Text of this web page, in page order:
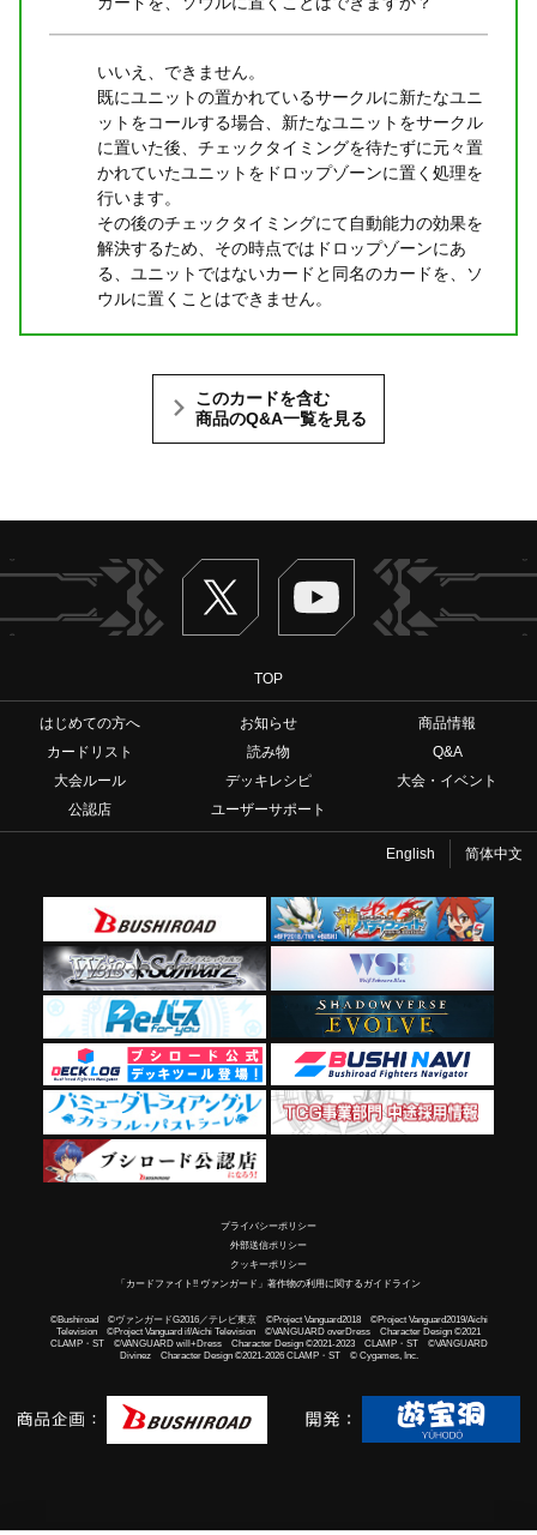
いいえ、できません。
既にユニットの置かれているサークルに新たなユニ
ットをコールする場合、新たなユニットをサークル
に置いた後、チェックタイミングを待たずに元々置
かれていたユニットをドロップゾーンに置く処理を
行います。
その後のチェックタイミングにて自動能力の効果を
解決するため、その時点ではドロップゾーンにあ
る、ユニットではないカードと同名のカードを、ソ
ウルに置くことはできません。
このカードを含む
商品のQ&A一覧を見る
Twitter ヴァンガードch
TOP
はじめての方へ お知らせ
商品情報
カードリスト
読み物
Q&A
大会ルール
デッキレシピ
大会・イベント
公認店
ユーザーサポート
English 简体中文
プライバシーポリシー
外部送信ポリシー
クッキーポリシー
「カードファイト!! ヴァンガード」著作物の利用に関するガイドライン
©Bushiroad ©ヴァンガードG2016／テレビ東京 ©Project Vanguard2018 ©Project Vanguard2019/Aichi
Television ©Project Vanguard if/Aichi Television ©VANGUARD overDress Character Design ©2021
CLAMP・ST ©VANGUARD will+Dress Character Design ©2021-2023 CLAMP・ST ©VANGUARD
Divinez Character Design ©2021-2026 CLAMP・ST © Cygames, Inc.